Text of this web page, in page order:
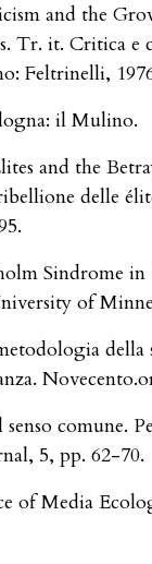
and the
Tr. it. Critica e
Feltrinelli,
il Mulino.
and the
delle
Sindrome in
of
della
comune.
5, pp. 62-70.
of Media